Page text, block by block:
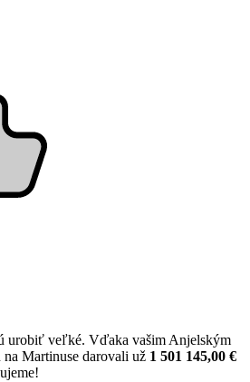
urobiť veľké. Vďaka vašim Anjelským
Martinuse darovali už 1 501 145,00 €